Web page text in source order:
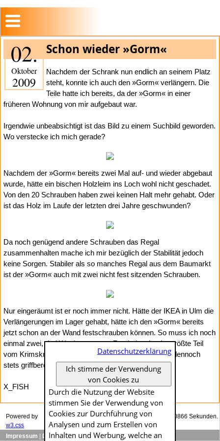
02.
Oktober
2009
Schon wieder »Gorm«
Nachdem der Schrank nun endlich an seinem Platz
steht, konnte ich auch den »Gorm« verlängern. Die
Teile hatte ich bereits, da der »Gorm« in einer
früheren Wohnung von mir aufgebaut war.
Irgendwie unbeabsichtigt ist das Bild zu einem Suchbild geworden.
Wo verstecke ich mich gerade?
Nachdem der »Gorm« bereits zwei Mal auf- und wieder abgebaut
wurde, hätte ein bischen Holzleim ins Loch wohl nicht geschadet.
Von den 20 Schrauben haben zwei keinen Halt mehr gehabt. Oder
ist das Holz im Laufe der letzten drei Jahre geschwunden?
Da noch genügend andere Schrauben das Regal
zusammenhalten mache ich mir bezüglich der Stabilität jedoch
keine Sorgen. Stabiler als so manches Regal aus dem Baumarkt
ist der »Gorm« auch mit zwei nicht fest sitzenden Schrauben.
Nur eingeräumt ist er noch immer nicht. Hätte der IKEA in Ulm die
Verlängerungen im Lager gehabt, hätte ich den »Gorm« bereits
jetzt schon an der Wand festschrauben können. So muss ich noch
einmal zwei, drei Wochen warten. Zumindest ist der größte Teil
vom Krimskrams dank der Pappkartons einfach und dennoch
stets griffbereit verstaut.
X_FISH
Das Generieren dieser Seite dauerte genau 0.00866 Sekunden.
Powered by
w3.css
Impressum
Datenschutzerklärung
Datenschutzerklärung
Ich stimme der Verwendung
von Cookies zu
Durch die Nutzung der Website
stimmen Sie der Verwendung von
Cookies zur Durch­führung von
Analysen und zum Erstellen von
Inhalten und Werbung, welche an